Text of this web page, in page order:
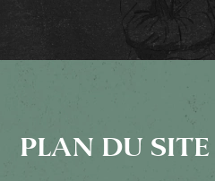
PLAN DU SITE